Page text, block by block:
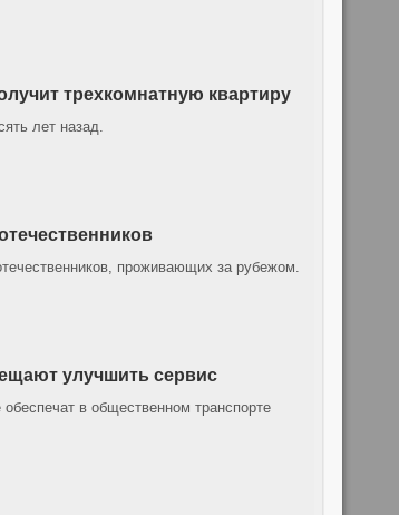
трехкомнатную квартиру
лет назад.
проживающих за рубежом.
улучшить сервис
в общественном транспорте